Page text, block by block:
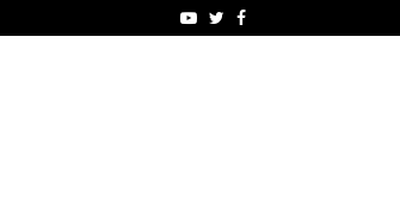
Facebook
Twitter
Youtube